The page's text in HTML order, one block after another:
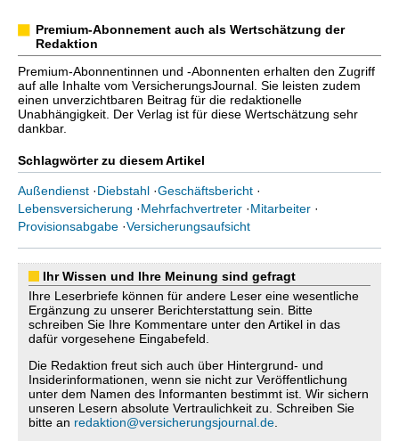
Premium-Abonnement auch als Wertschätzung der
Redaktion
Premium-Abonnentinnen und -Abonnenten erhalten den Zugriff
auf alle Inhalte vom VersicherungsJournal. Sie leisten zudem
einen unverzichtbaren Beitrag für die redaktionelle
Unabhängigkeit. Der Verlag ist für diese Wertschätzung sehr
dankbar.
Schlagwörter zu diesem Artikel
Außendienst ·Diebstahl ·Geschäftsbericht ·
Lebensversicherung ·Mehrfachvertreter ·Mitarbeiter ·
Provisionsabgabe ·Versicherungsaufsicht
Ihr Wissen und Ihre Meinung sind gefragt
Ihre Leserbriefe können für andere Leser eine wesentliche
Ergänzung zu unserer Berichterstattung sein. Bitte
schreiben Sie Ihre Kommentare unter den Artikel in das
dafür vorgesehene Eingabefeld.
Die Redaktion freut sich auch über Hintergrund- und
Insiderinformationen, wenn sie nicht zur Veröffentlichung
unter dem Namen des Informanten bestimmt ist. Wir sichern
unseren Lesern absolute Vertraulichkeit zu. Schreiben Sie
bitte an redaktion@versicherungsjournal.de